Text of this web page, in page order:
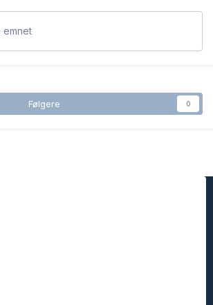
emnet
Følgere 0